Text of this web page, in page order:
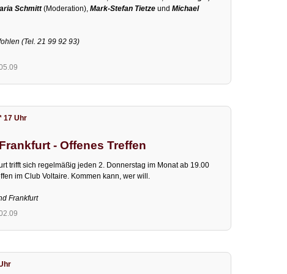
Schmitt(Moderation),Mark-Stefan Tietze undMichael
(Tel. 21 99 92 93)
17 Uhr
- Offenes Treffen
trifft sich regelmäßig jeden 2. Donnerstag im Monat ab 19.00
im Club Voltaire. Kommen kann, wer will.
Frankfurt